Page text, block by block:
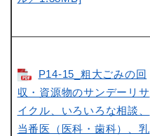
P14-15_粗大ごみの回
収・資源物のサンデーリサ
イクル、いろいろな相談、
当番医（医科・歯科）、乳